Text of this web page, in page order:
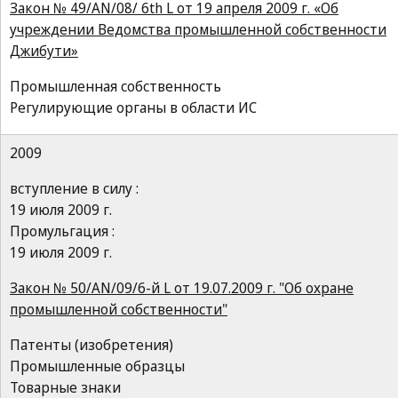
Закон № 49/AN/08/ 6th L от 19 апреля 2009 г. «Об
учреждении Ведомства промышленной собственности
Джибути»
Промышленная собственность
Регулирующие органы в области ИС
2009
вступление в силу :
19 июля 2009 г.
Промульгация :
19 июля 2009 г.
Закон № 50/AN/09/6-й L от 19.07.2009 г. "Об охране
промышленной собственности"
Патенты (изобретения)
Промышленные образцы
Товарные знаки